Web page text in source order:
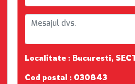
Localitate : Bucuresti,
Cod postal : 030843